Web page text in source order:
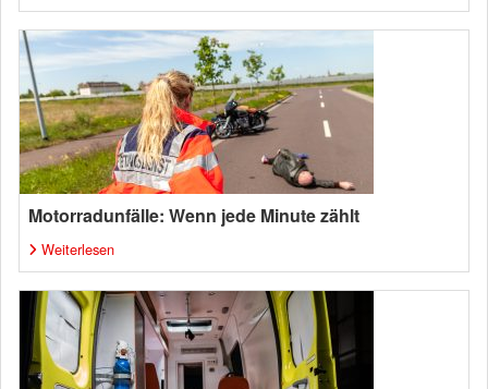
Motorradunfälle: Wenn jede Minute zählt
Weiterlesen